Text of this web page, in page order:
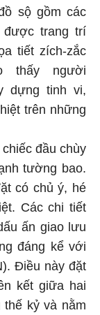
sộ gồm các
được trang trí
tiết zích-zắc
thấy người
dựng tinh vi,
trên những
đầu chùy
tường bao.
có chủ ý, hé
Các chi tiết
ấn giao lưu
đáng kể với
Điều này đặt
kết giữa hai
thế kỷ và nằm